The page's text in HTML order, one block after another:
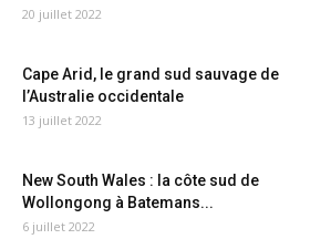
20 juillet 2022
Cape Arid, le grand sud sauvage de
l’Australie occidentale
13 juillet 2022
New South Wales : la côte sud de
Wollongong à Batemans...
6 juillet 2022